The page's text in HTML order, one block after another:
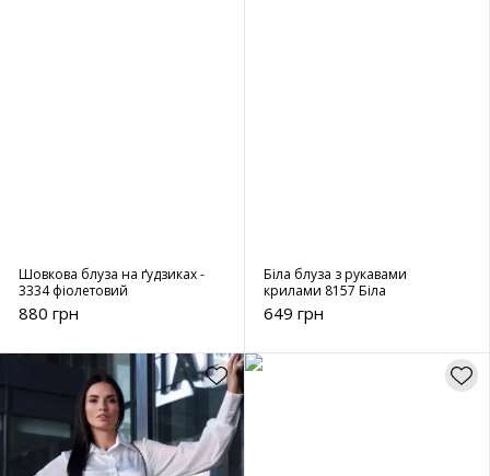
Шовкова блуза на ґудзиках -
3334 фіолетовий
880 грн
Біла блуза з рукавами
крилами 8157 Біла
649 грн